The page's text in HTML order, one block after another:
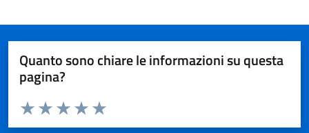
Quanto sono chiare le informazioni su questa
pagina?
Valuta da 1 a 5 stelle la pagina
Valuta 5 stelle su 5
Valuta 4 stelle su 5
Valuta 3 stelle su 5
Valuta 2 stelle su 5
Valuta 1 stelle su 5